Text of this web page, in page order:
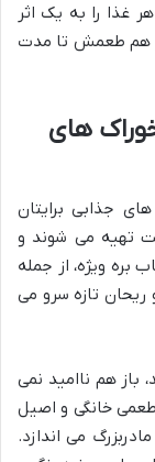
غذا را به یک اثر
هم طعمش تا مدت
های
جذابی برایتان
تهیه می شوند و
بره ویژه، از جمله
ریحان تازه سرو می
باز هم ناامید نمی
خانگی و اصیل
می اندازد.